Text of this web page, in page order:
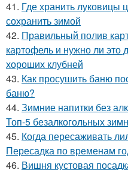
41. Где хранить луковицы
сохранить зимой
42. Правильный полив
картофель и нужно ли это
хороших клубней
43. Как просушить баню
баню?
44. Зимние напитки без
Топ-5 безалкогольных
45. Когда пересаживать
Пересадка по временам
46. Вишня кустовая